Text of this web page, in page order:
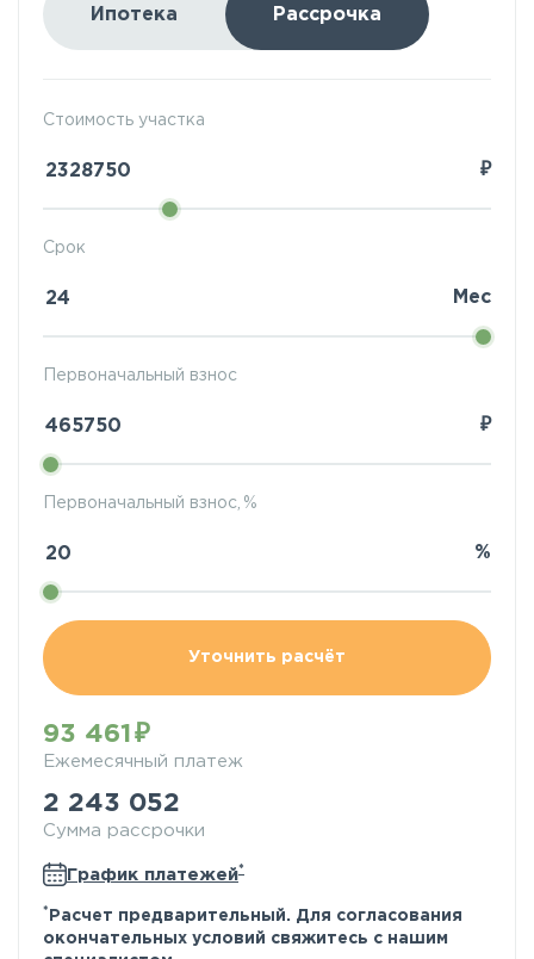
Ипотека Рассрочка
Стоимость участка
₽
Первоначальный взнос
₽
Срок
Мес
Первоначальный взнос, %
%
Уточнить расчёт
93 461
Ежемесячный платеж
2 243 052
Сумма рассрочки
График платежей*
* Расчет предварительный. Для согласования
окончательных условий свяжитесь с нашим